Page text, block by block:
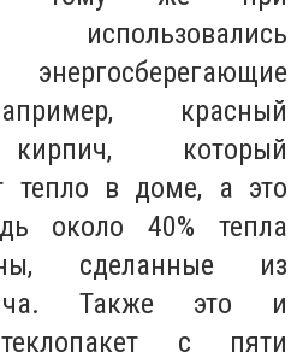
использовались
красный
кирпич, который
тепло в доме, а это
около 40% тепла
сделанные из
Также это и
с пяти